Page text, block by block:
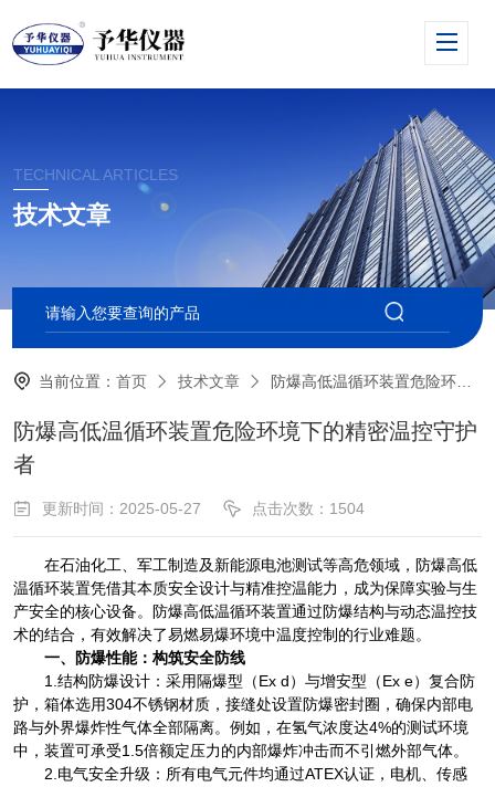
TECHNICAL ARTICLES
技术文章
当前位置：首页 技术文章 防爆高低温循环装置危险环境下的精密温控守护者
防爆高低温循环装置危险环境下的精密温控守护
者
更新时间：2025-05-27 点击次数：1504
在石油化工、军工制造及新能源电池测试等高危领域，防爆高低
温循环装置凭借其本质安全设计与精准控温能力，成为保障实验与生
产安全的核心设备。防爆高低温循环装置通过防爆结构与动态温控技
术的结合，有效解决了易燃易爆环境中温度控制的行业难题。
一、防爆性能：构筑安全防线
1.结构防爆设计：采用隔爆型（Ex d）与增安型（Ex e）复合防
护，箱体选用304不锈钢材质，接缝处设置防爆密封圈，确保内部电
路与外界爆炸性气体全部隔离。例如，在氢气浓度达4%的测试环境
中，装置可承受1.5倍额定压力的内部爆炸冲击而不引燃外部气体。
2.电气安全升级：所有电气元件均通过ATEX认证，电机、传感